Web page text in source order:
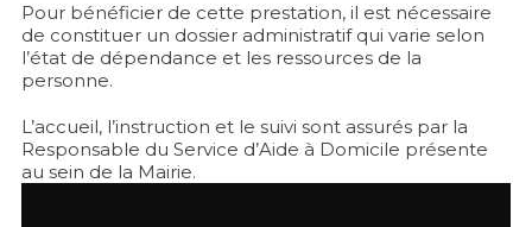
Pour bénéficier de cette prestation, il est nécessaire
de constituer un dossier administratif qui varie selon
l’état de dépendance et les ressources de la
personne.
L’accueil, l’instruction et le suivi sont assurés par la
Responsable du Service d’Aide à Domicile présente
au sein de la Mairie.